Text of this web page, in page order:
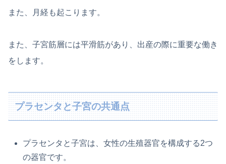
また、月経も起こります。
また、子宮筋層には平滑筋があり、出産の際に重要な働き
をします。
プラセンタと子宮の共通点
プラセンタと子宮は、女性の生殖器官を構成する2つ
の器官です。